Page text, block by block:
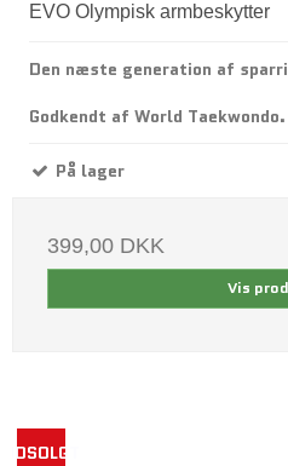
EVO Olympisk armbeskytter
Den næste generation af
Godkendt af World Taekwondo.
På lager
399,00 DKK
Vis
UDSOLGT